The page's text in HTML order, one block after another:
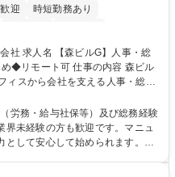
迎
時短勤務あり
迎 駅近5分以内 土日祝休み
事・総
仕事の内容 森ビル
ィスから会社を支える人事・総務
ランスよく担当し、ゆくゆくは制
がいある環境です。 ■勤怠管
整等の労務管理全般 ■入退社手続
コア業務 ■社内イベントの企画
労務・給与社保等）及び総務経験
界未経験の方も歓迎です。マニュ
して安心して始められます。